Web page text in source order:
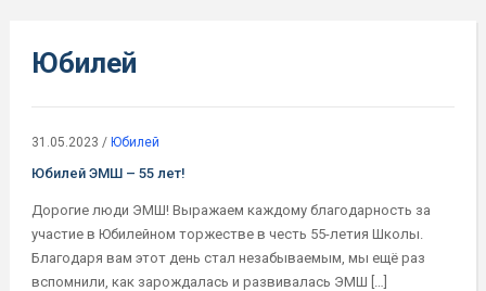
Юбилей
31.05.2023 / Юбилей
Юбилей ЭМШ – 55 лет!
Дорогие люди ЭМШ! Выражаем каждому благодарность за
участие в Юбилейном торжестве в честь 55-летия Школы.
Благодаря вам этот день стал незабываемым, мы ещё раз
вспомнили, как зарождалась и развивалась ЭМШ […]